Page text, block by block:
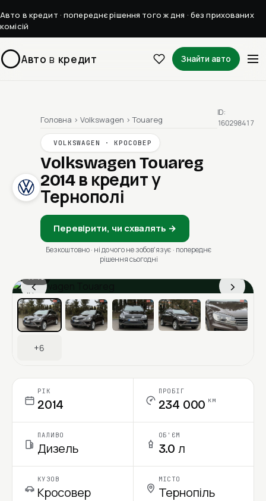
Авто в кредит · попереднє рішення того ж дня · без прихованих
комісій
Авто в кредит Знайти авто
Головна › Volkswagen › Touareg
VOLKSWAGEN · КРОСОВЕР
Volkswagen Touareg
2014 в кредит у
Тернополі
Перевірити, чи схвалять →
Безкоштовно · ні до чого не зобовʼязує · попереднє
рішення сьогодні
ID:
160298417
‹ ›
1 / 13
Ціна в місяць
+6
РІК
2014
ПРОБІГ
234 000 км
ПАЛИВО
Дизель
ОБ'ЄМ
3.0 л
КУЗОВ
Кросовер
МІСТО
Тернопіль